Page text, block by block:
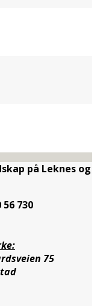
på Leknes og
56 730
75